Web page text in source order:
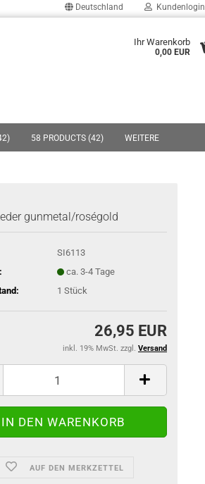
Deutschland Kundenlogin
Passwort vergessen?
Ihr Warenkorb
0,00 EUR
58 PRODUCTS (42) WEITERE
gunmetal/roségold
SI6113
ca. 3-4 Tage
1 Stück
26,95 EUR
inkl. 19% MwSt. zzgl. Versand
AUF DEN MERKZETTEL